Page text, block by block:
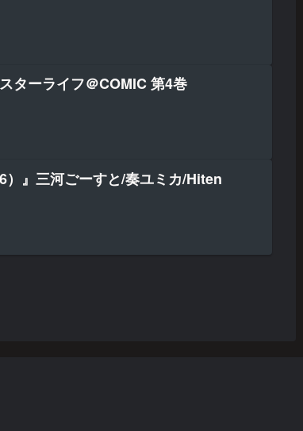
ターライフ＠COMIC 第4巻
）』三河ごーすと/奏ユミカ/Hiten